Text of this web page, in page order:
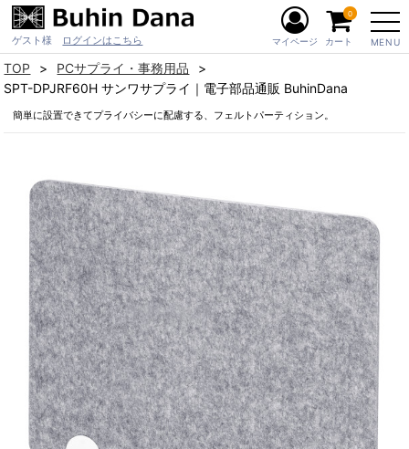
ゲスト様 ログインはこちら MENU
マイページ カート
0
TOP
PCサプライ・事務用品
SPT-DPJRF60H サンワサプライ｜電子部品通販 BuhinDana
簡単に設置できてプライバシーに配慮する、フェルトパーティション。